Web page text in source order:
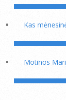
Kas
Motinos